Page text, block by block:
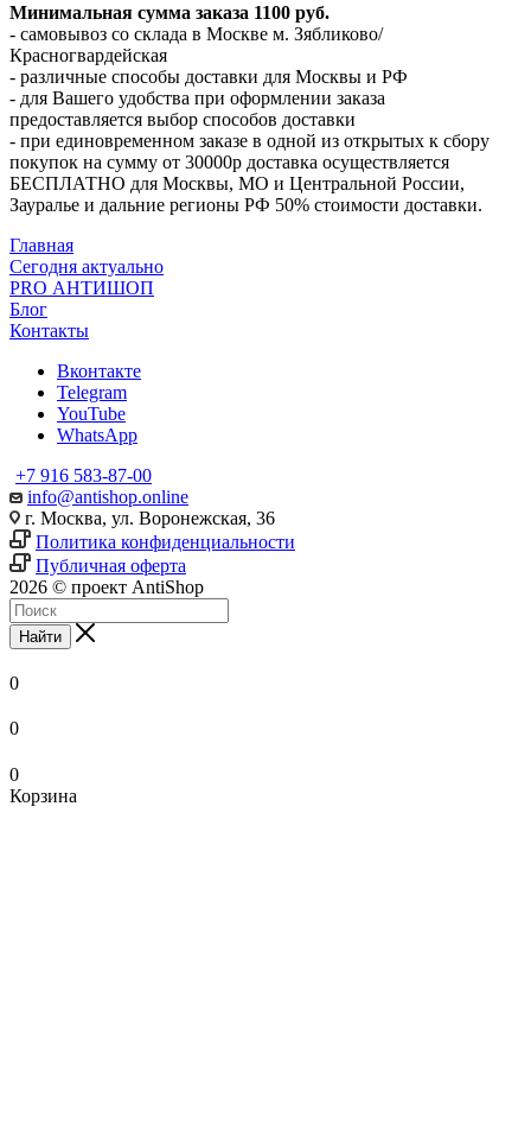
Минимальная сумма заказа 1100 руб.
- самовывоз со склада в Москве м. Зябликово/
Красногвардейская
- различные способы доставки для Москвы и РФ
- для Вашего удобства при оформлении заказа
предоставляется выбор способов доставки
- при единовременном заказе в одной из открытых к сбору
покупок на сумму от 30000р доставка осуществляется
БЕСПЛАТНО для Москвы, МО и Центральной России,
Зауралье и дальние регионы РФ 50% стоимости доставки.
Главная
Сегодня актуально
PRO АНТИШОП
Блог
Контакты
Вконтакте
Telegram
YouTube
WhatsApp
+7 916 583-87-00
info@antishop.online
г. Москва, ул. Воронежская, 36
Политика конфиденциальности
Публичная оферта
2026 © проект AntiShop
Найти
0
0
0
Корзина